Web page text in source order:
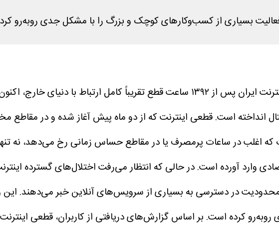
بسیاری از کسب‌وکارهای کوچک و بزرگ را با مشکل جدی روبه‌رو
به نقل از شایانیوز، قطعی اینترنت ایران پس از ۱۳۹۲ ساعت قطع تقریباً
انداخته است.قطعی اینترنت که از دو ماه پیش آغاز شده و در مقاطع
اغلب در ساعات پرمصرف یا در مقاطع حساس زمانی رخ می‌دهد، نه تنها
وارد آورده است. در حالی‌ که انتظار می‌رفت اختلال‌های گسترده
در دسترسی به بسیاری از سرویس‌های آنلاین خبر می‌دهند. این
کرده است. بر اساس گزارش‌های دریافتی از کاربران، قطعی‌